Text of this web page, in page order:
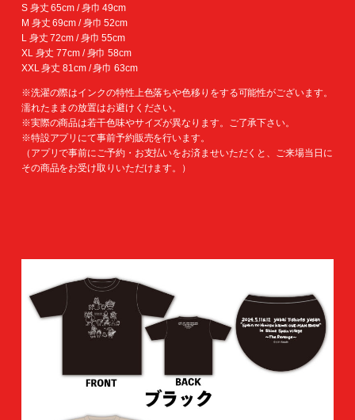
S 身丈 65cm / 身巾 49cm
M 身丈 69cm / 身巾 52cm
L 身丈 72cm / 身巾 55cm
XL 身丈 77cm / 身巾 58cm
XXL 身丈 81cm / 身巾 63cm
※洗濯の際はインクの特性上色落ちや色移りをする可能性がございます。
濡れたままの放置はお避けください。
※実際の商品は若干色味やサイズが異なります。ご了承下さい。
※特設アプリにて事前予約販売を行います。
（アプリで事前にご予約・お支払いをお済ませいただくと、ご来場当日に
その商品をお受け取りいただけます。）